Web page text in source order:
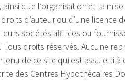
que l’organisation et la
d’auteur ou d’une licence
sociétés affiliées ou
Tous droits réservés. Aucune
de ce site qui est assujetti à
des Centres Hypothécaires